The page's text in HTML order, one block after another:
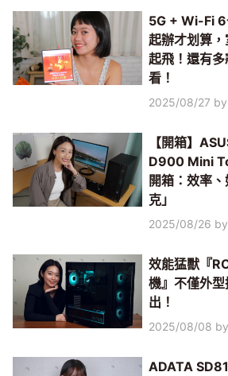
5G + Wi-Fi 6
起辦才划算
起飛！還有
看！
2025/08/27
【開箱】
D900 Mini
開箱：效率
克」
2025/08/26
效能猛獸『
機』不僅外
出！
2025/08/08
ADATA